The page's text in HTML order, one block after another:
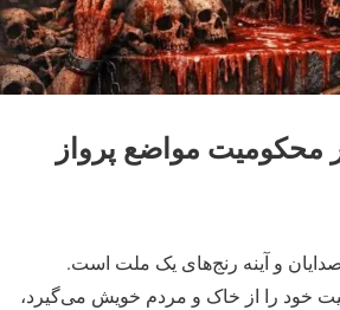
محکومیت مواضع پرواز
و آینه رنج‌های یک ملت است.
خود را از خاک و مردم خویش می‌گیرد،